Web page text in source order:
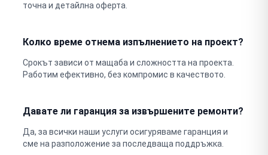
точна и детайлна оферта.
Колко време отнема изпълнението на проект?
Срокът зависи от мащаба и сложността на проекта.
Работим ефективно, без компромис в качеството.
Давате ли гаранция за извършените ремонти?
Да, за всички наши услуги осигуряваме гаранция и
сме на разположение за последваща поддръжка.